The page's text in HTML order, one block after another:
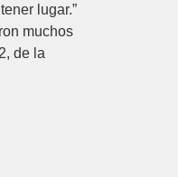
lugar.”
muchos
de la